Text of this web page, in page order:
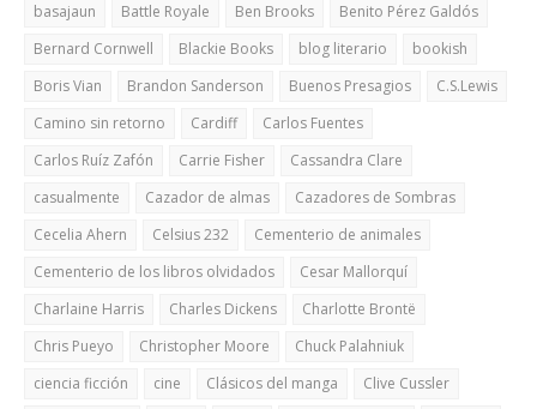
basajaun
Battle Royale Ben Brooks
Benito Pérez Galdós
Bernard Cornwell
Blackie Books blog literario
bookish
Boris Vian
Brandon Sanderson Buenos Presagios
C.S.Lewis
Camino sin retorno
Cardiff
Carlos Fuentes
Carlos Ruíz Zafón
Carrie Fisher
Cassandra Clare
casualmente
Cazador de almas
Cazadores de Sombras
Cecelia Ahern
Celsius 232
Cementerio de animales
Cementerio de los libros olvidados
Cesar Mallorquí
Charlaine Harris
Charles Dickens
Charlotte Brontë
Chris Pueyo
Christopher Moore
Chuck Palahniuk
ciencia ficción
cine Clásicos del manga
Clive Cussler